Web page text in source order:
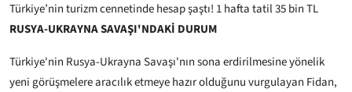
Türkiye’nin turizm cennetinde hesap şaştı! 1 hafta tatil 35 bin TL
RUSYA-UKRAYNA SAVAŞI'NDAKİ DURUM
Türkiye'nin Rusya-Ukrayna Savaşı'nın sona erdirilmesine yönelik
yeni görüşmelere aracılık etmeye hazır olduğunu vurgulayan Fidan,